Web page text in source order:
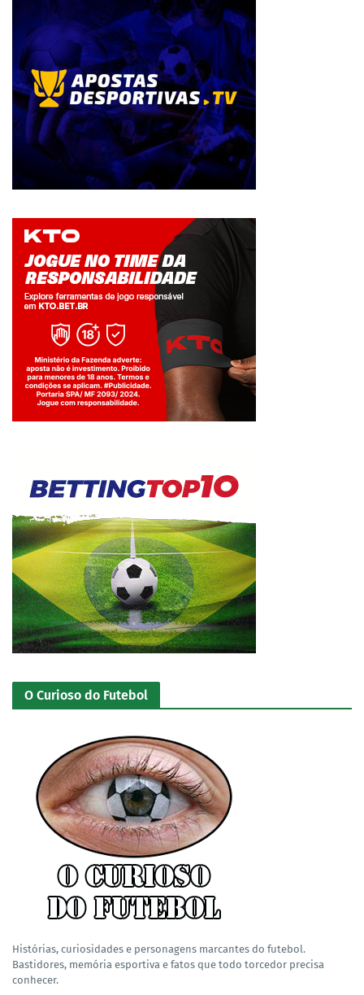
Jogue com responsabilidade. 18+
O Curioso do Futebol
Histórias, curiosidades e personagens marcantes do futebol.
Bastidores, memória esportiva e fatos que todo torcedor precisa
conhecer.